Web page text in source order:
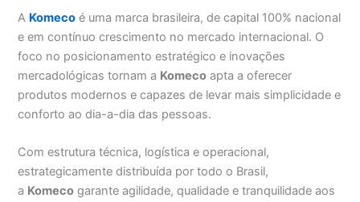
A Komeco é uma marca brasileira, de capital 100% nacional
e em contínuo crescimento no mercado internacional. O
foco no posicionamento estratégico e inovações
mercadológicas tornam a Komeco apta a oferecer
produtos modernos e capazes de levar mais simplicidade e
conforto ao dia-a-dia das pessoas.
Com estrutura técnica, logística e operacional,
estrategicamente distribuída por todo o Brasil,
a Komeco garante agilidade, qualidade e tranquilidade aos